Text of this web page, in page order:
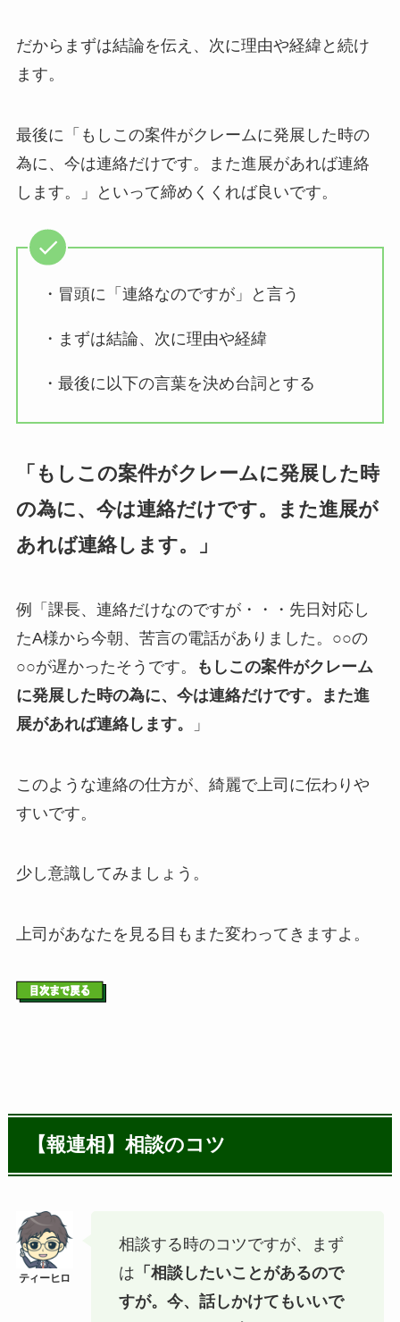
だからまずは結論を伝え、次に理由や経緯と続け
ます。
最後に「もしこの案件がクレームに発展した時の
為に、今は連絡だけです。また進展があれば連絡
します。」といって締めくくれば良いです。
・冒頭に「連絡なのですが」と言う
・まずは結論、次に理由や経緯
・最後に以下の言葉を決め台詞とする
「もしこの案件がクレームに発展した時
の為に、今は連絡だけです。また進展が
あれば連絡します。」
例「課長、連絡だけなのですが・・・先日対応し
たA様から今朝、苦言の電話がありました。○○の
○○が遅かったそうです。
もしこの案件がクレーム
に発展した時の為に、今は連絡だけです。また進
展があれば連絡します。
」
このような連絡の仕方が、綺麗で上司に伝わりや
すいです。
少し意識してみましょう。
上司があなたを見る目もまた変わってきますよ。
【報連相】相談のコツ
相談する時のコツですが、まず
は 「相談したいことがあるので
すが。今、話しかけてもいいで